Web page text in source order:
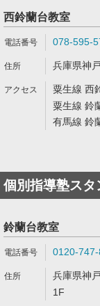
西鈴蘭台教室
078-595-
兵庫県神
粟生線 西
粟生線 鈴
有馬線 鈴
個別指導塾スタ
鈴蘭台教室
0120-747-
兵庫県神
1F